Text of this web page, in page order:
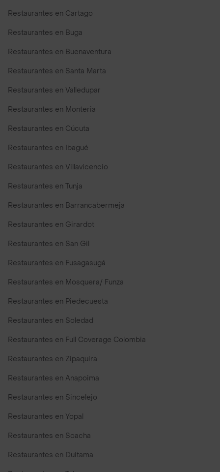
Restaurantes en Cartago
Restaurantes en Buga
Restaurantes en Buenaventura
Restaurantes en Santa Marta
Restaurantes en Valledupar
Restaurantes en Monteria
Restaurantes en Cúcuta
Restaurantes en Ibagué
Restaurantes en Villavicencio
Restaurantes en Tunja
Restaurantes en Barrancabermeja
Restaurantes en Girardot
Restaurantes en San Gil
Restaurantes en Fusagasugá
Restaurantes en Mosquera/ Funza
Restaurantes en Piedecuesta
Restaurantes en Soledad
Restaurantes en Full Coverage Colombia
Restaurantes en Zipaquira
Restaurantes en Anapoima
Restaurantes en Sincelejo
Restaurantes en Yopal
Restaurantes en Soacha
Restaurantes en Duitama